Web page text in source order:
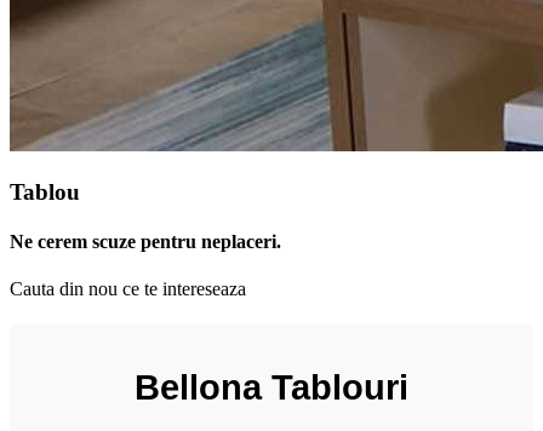
Tablou
Ne cerem scuze pentru neplaceri.
Cauta din nou ce te intereseaza
Bellona Tablouri